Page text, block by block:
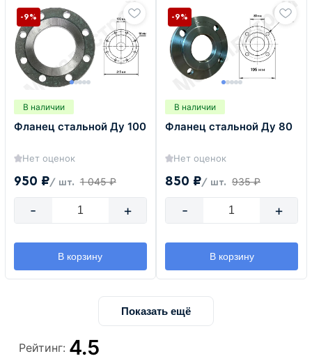
В наличии
Фланец стальной Ду 100
Нет оценок
950 ₽/ шт. 1 045 ₽
-9%
- +
В корзину
В наличии
Фланец стальной Ду 80
Нет оценок
850 ₽/ шт. 935 ₽
-9%
- +
В корзину
Показать ещё
Рейтинг: 4.5